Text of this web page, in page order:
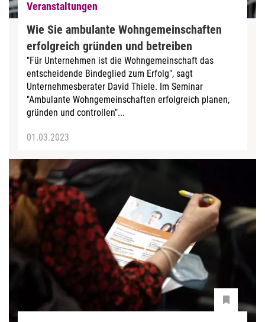
Veranstaltungen
Wie Sie ambulante Wohngemeinschaften
erfolgreich gründen und betreiben
"Für Unternehmen ist die Wohngemeinschaft das
entscheidende Bindeglied zum Erfolg", sagt
Unternehmesberater David Thiele. Im Seminar
"Ambulante Wohngemeinschaften erfolgreich planen,
gründen und controllen"...
01.03.2023